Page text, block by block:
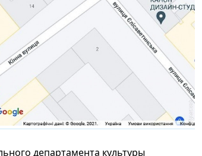
департамента культуры